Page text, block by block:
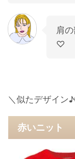
肩
♡
＼ 似たデザイ
赤いニット